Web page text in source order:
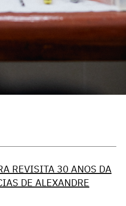
REVISITA 30 ANOS DA
DE ALEXANDRE